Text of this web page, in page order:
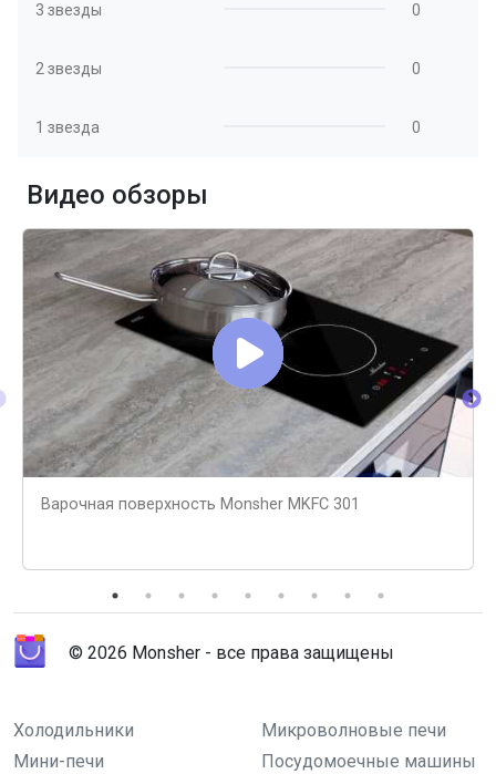
3 звезды 0
2 звезды 0
1 звезда 0
Видео обзоры
Варочная поверхность Monsher MKFC 301
© 2026 Monsher - все права защищены
Холодильники
Микроволновые печи
Мини-печи
Посудомоечные машины